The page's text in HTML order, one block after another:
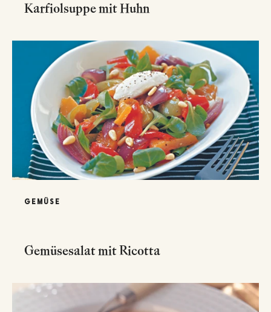
Karfiolsuppe mit Huhn
GEMÜSE
Gemüsesalat mit Ricotta